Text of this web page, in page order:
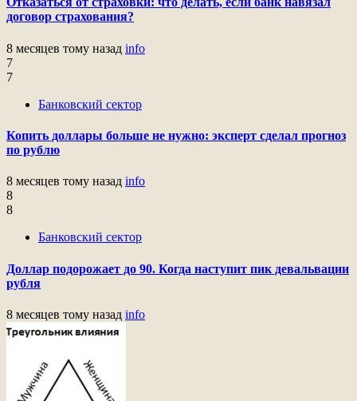
договор страхования?
8 месяцев тому назад info
7
7
Банковский сектор
Копить доллары больше не нужно: эксперт сделал прогноз
по рублю
8 месяцев тому назад info
8
8
Банковский сектор
Доллар подорожает до 90. Когда наступит пик девальвации
рубля
8 месяцев тому назад info